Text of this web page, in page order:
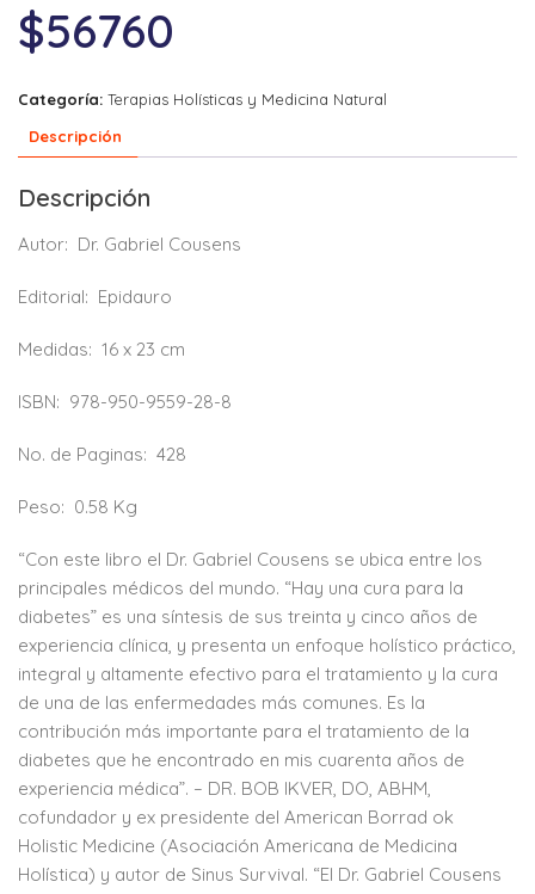
$56760
Categoría: Terapias Holísticas y Medicina Natural
Descripción
Descripción
Autor: Dr. Gabriel Cousens
Editorial: Epidauro
Medidas: 16 x 23 cm
ISBN: 978-950-9559-28-8
No. de Paginas: 428
Peso: 0.58 Kg
“Con este libro el Dr. Gabriel Cousens se ubica entre los
principales médicos del mundo. “Hay una cura para la
diabetes” es una síntesis de sus treinta y cinco años de
experiencia clínica, y presenta un enfoque holístico práctico,
integral y altamente efectivo para el tratamiento y la cura
de una de las enfermedades más comunes. Es la
contribución más importante para el tratamiento de la
diabetes que he encontrado en mis cuarenta años de
experiencia médica”. – DR. BOB IKVER, DO, ABHM,
cofundador y ex presidente del American Borrad ok
Holistic Medicine (Asociación Americana de Medicina
Holística) y autor de Sinus Survival. “El Dr. Gabriel Cousens